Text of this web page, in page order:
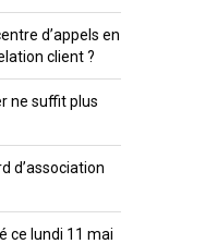
d’appels en
client ?
ne suffit plus
d’association
ce lundi 11 mai